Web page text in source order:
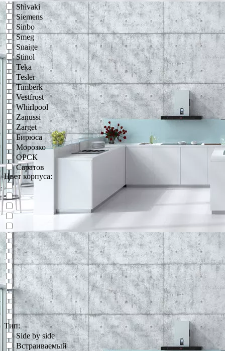
Shivaki
Siemens
Sinbo
Smeg
Snaige
Stinol
Teka
Tesler
Timberk
Vestfrost
Whirlpool
Zanussi
Zarget
Бирюса
Морозко
ОРСК
Саратов
Цвет корпуса:
Тип:
Side by side
Встраиваемый